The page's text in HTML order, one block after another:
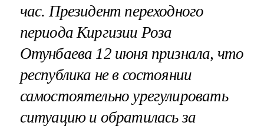
час. Президент переходного
периода Киргизии Роза
Отунбаева 12 июня признала, что
республика не в состоянии
самостоятельно урегулировать
ситуацию и обратилась за